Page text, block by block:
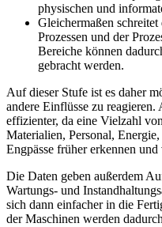
physischen und
Gleichermaßen
Prozessen und der
Bereiche können
gebracht werden.
Auf dieser Stufe ist es daher
andere Einflüsse zu
effizienter, da eine Vielzahl
Materialien, Personal,
Engpässe früher erkennen und
Die Daten geben außerdem
Wartungs- und
sich dann einfacher in die
der Maschinen werden